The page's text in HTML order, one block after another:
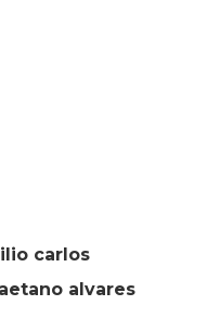
carlos
alvares